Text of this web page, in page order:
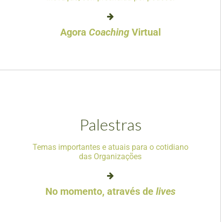
Agora CoachingVirtual
Palestras
Temas importantes e atuais para o cotidiano
das Organizações
No momento, através de lives